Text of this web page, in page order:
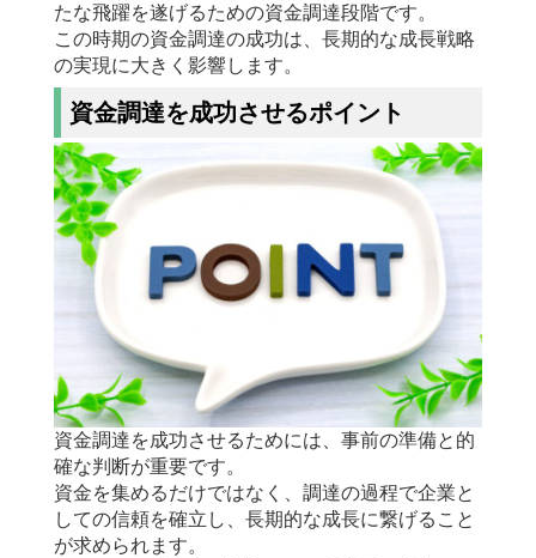
たな飛躍を遂げるための資金調達段階です。
この時期の資金調達の成功は、長期的な成長戦略
の実現に大きく影響します。
資金調達を成功させるポイント
資金調達を成功させるためには、事前の準備と的
確な判断が重要です。
資金を集めるだけではなく、調達の過程で企業と
しての信頼を確立し、長期的な成長に繋げること
が求められます。